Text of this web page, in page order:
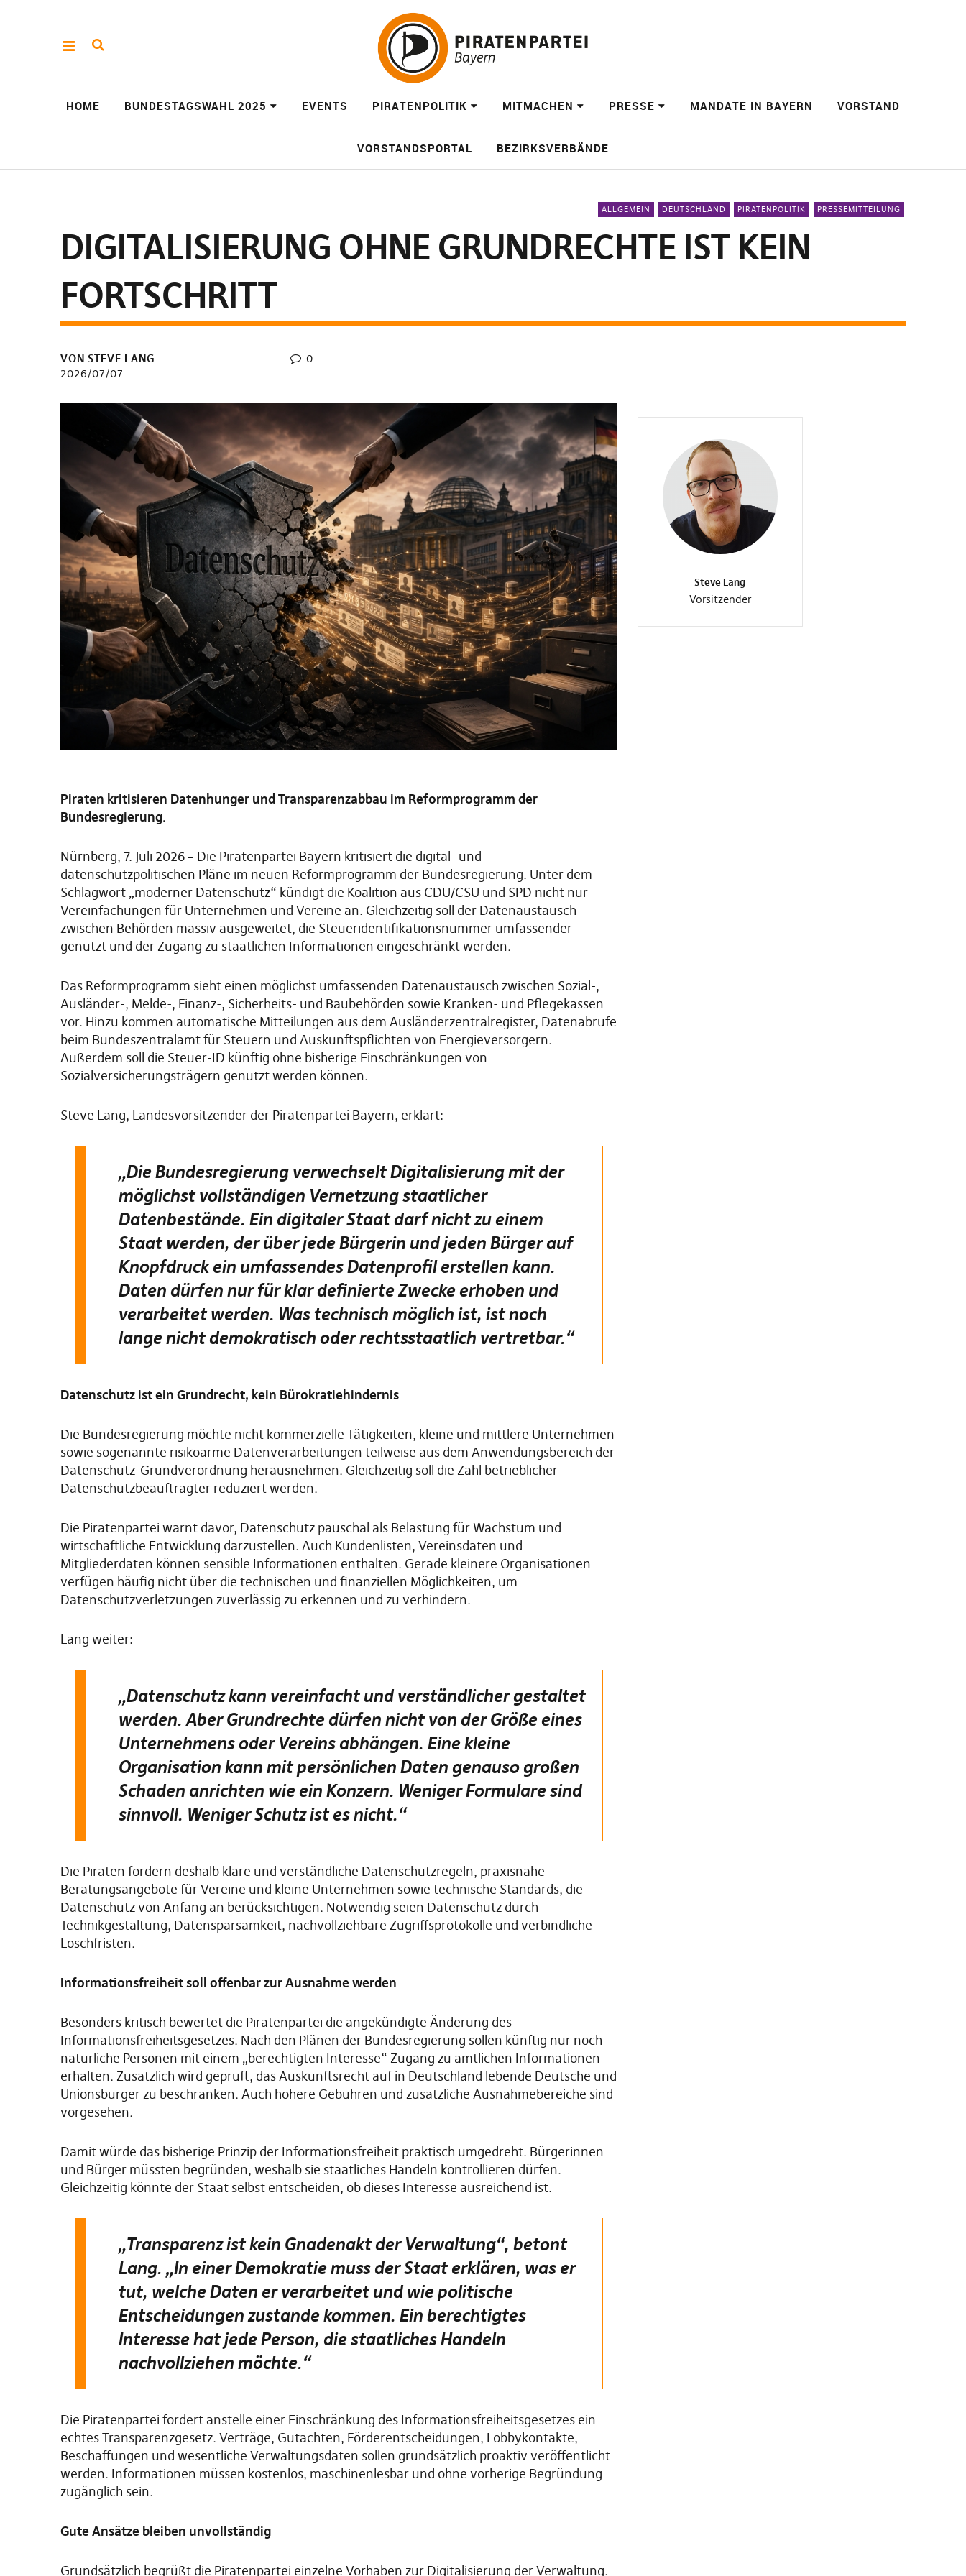
HOME BUNDESTAGSWAHL 2025 EVENTS PIRATENPOLITIK MITMACHEN PRESSE MANDATE IN BAYERN VORSTAND
VORSTANDSPORTAL BEZIRKSVERBÄNDE
ALLGEMEIN DEUTSCHLAND PIRATENPOLITIK PRESSEMITTEILUNG
DIGITALISIERUNG OHNE GRUNDRECHTE IST KEIN
FORTSCHRITT
VON STEVE LANG
2026/07/07
0
Piraten kritisieren Datenhunger und Transparenzabbau im Reformprogramm der
Bundesregierung.
Nürnberg, 7. Juli 2026 – Die Piratenpartei Bayern kritisiert die digital- und
datenschutzpolitischen Pläne im neuen Reformprogramm der Bundesregierung. Unter dem
Schlagwort „moderner Datenschutz“ kündigt die Koalition aus CDU/CSU und SPD nicht nur
Vereinfachungen für Unternehmen und Vereine an. Gleichzeitig soll der Datenaustausch
zwischen Behörden massiv ausgeweitet, die Steueridentifikationsnummer umfassender
genutzt und der Zugang zu staatlichen Informationen eingeschränkt werden.
Das Reformprogramm sieht einen möglichst umfassenden Datenaustausch zwischen Sozial-,
Ausländer-, Melde-, Finanz-, Sicherheits- und Baubehörden sowie Kranken- und Pflegekassen
vor. Hinzu kommen automatische Mitteilungen aus dem Ausländerzentralregister, Datenabrufe
beim Bundeszentralamt für Steuern und Auskunftspflichten von Energieversorgern.
Außerdem soll die Steuer-ID künftig ohne bisherige Einschränkungen von
Sozialversicherungsträgern genutzt werden können.
Steve Lang, Landesvorsitzender der Piratenpartei Bayern, erklärt:
„Die Bundesregierung verwechselt Digitalisierung mit der
möglichst vollständigen Vernetzung staatlicher
Datenbestände. Ein digitaler Staat darf nicht zu einem
Staat werden, der über jede Bürgerin und jeden Bürger auf
Knopfdruck ein umfassendes Datenprofil erstellen kann.
Daten dürfen nur für klar definierte Zwecke erhoben und
verarbeitet werden. Was technisch möglich ist, ist noch
lange nicht demokratisch oder rechtsstaatlich vertretbar.“
Datenschutz ist ein Grundrecht, kein Bürokratiehindernis
Die Bundesregierung möchte nicht kommerzielle Tätigkeiten, kleine und mittlere Unternehmen
sowie sogenannte risikoarme Datenverarbeitungen teilweise aus dem Anwendungsbereich der
Datenschutz-Grundverordnung herausnehmen. Gleichzeitig soll die Zahl betrieblicher
Datenschutzbeauftragter reduziert werden.
Die Piratenpartei warnt davor, Datenschutz pauschal als Belastung für Wachstum und
wirtschaftliche Entwicklung darzustellen. Auch Kundenlisten, Vereinsdaten und
Mitgliederdaten können sensible Informationen enthalten. Gerade kleinere Organisationen
verfügen häufig nicht über die technischen und finanziellen Möglichkeiten, um
Datenschutzverletzungen zuverlässig zu erkennen und zu verhindern.
Lang weiter:
„Datenschutz kann vereinfacht und verständlicher gestaltet
werden. Aber Grundrechte dürfen nicht von der Größe eines
Unternehmens oder Vereins abhängen. Eine kleine
Organisation kann mit persönlichen Daten genauso großen
Schaden anrichten wie ein Konzern. Weniger Formulare sind
sinnvoll. Weniger Schutz ist es nicht.“
Die Piraten fordern deshalb klare und verständliche Datenschutzregeln, praxisnahe
Beratungsangebote für Vereine und kleine Unternehmen sowie technische Standards, die
Datenschutz von Anfang an berücksichtigen. Notwendig seien Datenschutz durch
Technikgestaltung, Datensparsamkeit, nachvollziehbare Zugriffsprotokolle und verbindliche
Löschfristen.
Informationsfreiheit soll offenbar zur Ausnahme werden
Besonders kritisch bewertet die Piratenpartei die angekündigte Änderung des
Informationsfreiheitsgesetzes. Nach den Plänen der Bundesregierung sollen künftig nur noch
natürliche Personen mit einem „berechtigten Interesse“ Zugang zu amtlichen Informationen
erhalten. Zusätzlich wird geprüft, das Auskunftsrecht auf in Deutschland lebende Deutsche und
Unionsbürger zu beschränken. Auch höhere Gebühren und zusätzliche Ausnahmebereiche sind
vorgesehen.
Damit würde das bisherige Prinzip der Informationsfreiheit praktisch umgedreht. Bürgerinnen
und Bürger müssten begründen, weshalb sie staatliches Handeln kontrollieren dürfen.
Gleichzeitig könnte der Staat selbst entscheiden, ob dieses Interesse ausreichend ist.
„Transparenz ist kein Gnadenakt der Verwaltung“, betont
Lang. „In einer Demokratie muss der Staat erklären, was er
tut, welche Daten er verarbeitet und wie politische
Entscheidungen zustande kommen. Ein berechtigtes
Interesse hat jede Person, die staatliches Handeln
nachvollziehen möchte.“
Die Piratenpartei fordert anstelle einer Einschränkung des Informationsfreiheitsgesetzes ein
echtes Transparenzgesetz. Verträge, Gutachten, Förderentscheidungen, Lobbykontakte,
Beschaffungen und wesentliche Verwaltungsdaten sollen grundsätzlich proaktiv veröffentlicht
werden. Informationen müssen kostenlos, maschinenlesbar und ohne vorherige Begründung
zugänglich sein.
Gute Ansätze bleiben unvollständig
Grundsätzlich begrüßt die Piratenpartei einzelne Vorhaben zur Digitalisierung der Verwaltung.
Steve Lang
Vorsitzender